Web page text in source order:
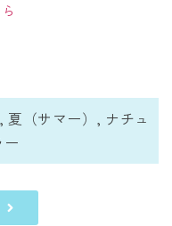
, 夏（サマー） , ナチュ